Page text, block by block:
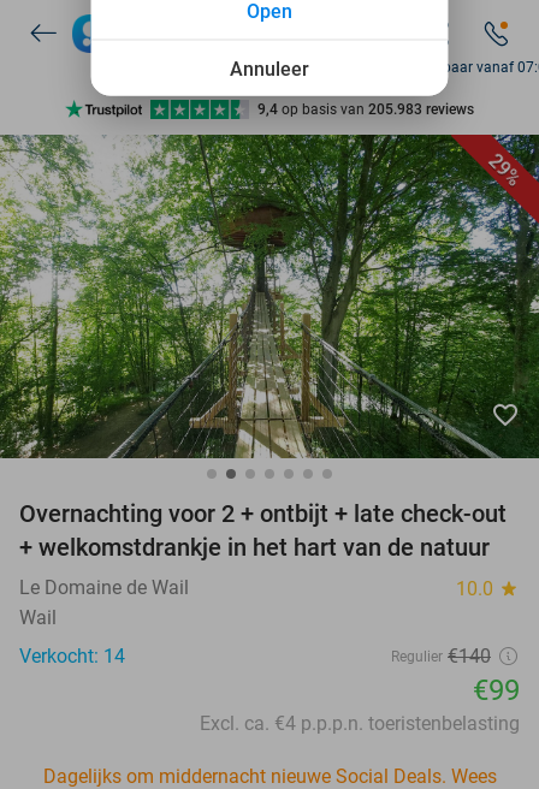
Ontdek 15.000+ deals
7 dagen per week beschikbaar
10+ miljoen leden
9,4 op basis van205.983 reviews
Ontdek 15.000+ deals
7 dagen per week beschikbaar
10+ miljoen leden
Bereikbaar vanaf
29%
favorite_border
Overnachting voor 2 + ontbijt + late check-out
+ welkomstdrankje in het hart van de natuur
Le Domaine de Wail 10.0 star
Wail
Verkocht: 14
Regulier €140
€99
Excl. ca. €4 p.p.p.n. toeristenbelasting
Dagelijks om middernacht nieuwe Social Deals. Wees
Annuleer
Open